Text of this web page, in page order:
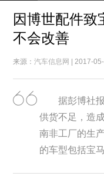
因博世配件致
不会改善
来源：汽车信息网 | 2017-
据彭博社
供货不足，造
南非工厂的生
的车型包括宝